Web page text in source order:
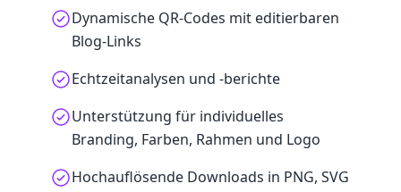
Dynamische QR-Codes mit editierbaren
Blog-Links
Echtzeitanalysen und -berichte
Unterstützung für individuelles
Branding, Farben, Rahmen und Logo
Hochauflösende Downloads in PNG, SVG